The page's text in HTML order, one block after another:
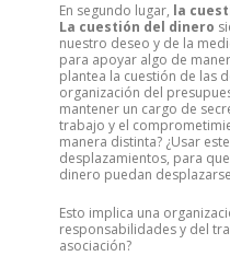
En segundo lugar, la
La cuestión del dinero
nuestro deseo y de la
para apoyar algo de
plantea la cuestión de las
organización del
mantener un cargo de
trabajo y el
manera distinta? ¿Usar
desplazamientos, para
dinero puedan
Esto implica una
responsabilidades y del
asociación?